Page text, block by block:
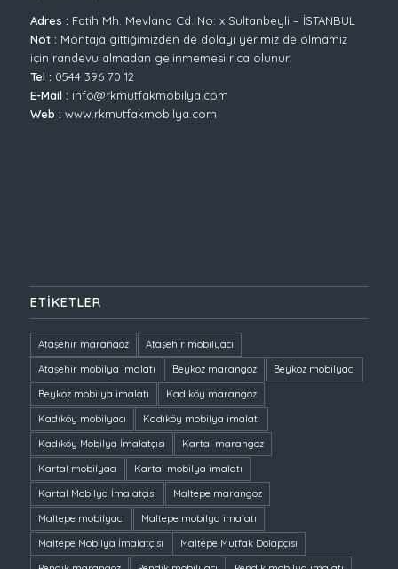
Adres : Fatih Mh. Mevlana Cd. No: x Sultanbeyli – İSTANBUL
Not : Montaja gittiğimizden de dolayı yerimiz de olmamız
için randevu almadan gelinmemesi rica olunur.
Tel : 0544 396 70 12
E-Mail : info@rkmutfakmobilya.com
Web : www.rkmutfakmobilya.com
ETIKETLER
Ataşehir marangoz
Ataşehir mobilyacı
Ataşehir mobilya imalatı
Beykoz marangoz
Beykoz mobilyacı
Beykoz mobilya imalatı
Kadıköy marangoz
Kadıköy mobilyacı
Kadıköy mobilya imalatı
Kadıköy Mobilya İmalatçısı
Kartal marangoz
Kartal mobilyacı
Kartal mobilya imalatı
Kartal Mobilya İmalatçısı
Maltepe marangoz
Maltepe mobilyacı
Maltepe mobilya imalatı
Maltepe Mobilya İmalatçısı
Maltepe Mutfak Dolapçısı